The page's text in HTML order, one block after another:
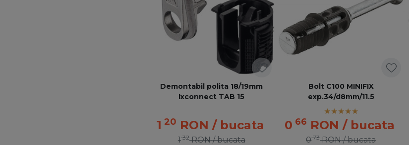
Demontabil polita 18/19mm
Ixconnect TAB 15
1 20 RON / bucata
132 RON / bucata
Bolt C100 MINIFIX
exp.34/d8mm/11.5
0 66 RON / bucata
073 RON / bucata